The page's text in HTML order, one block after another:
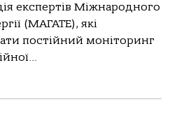
експертів Міжнародного
(МАГАТЕ), які
постійний моніторинг